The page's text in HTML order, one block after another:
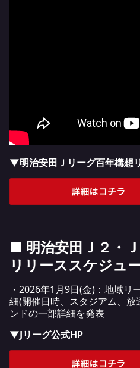
▼明治安田Ｊリーグ百年構想
■ 明治安田Ｊ２・
リリーススケジュ
・2026年1 月9日(金)： 地域リ
細(開催日時、スタジアム、放
ンドの一部詳細を発表
▼Jリーグ公式HP